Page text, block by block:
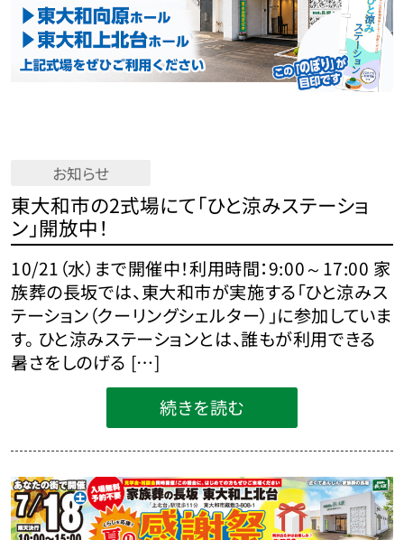
お知らせ
東大和市の2式場にて「ひと涼みステーショ
ン」開放中！
10/21（水）まで開催中！利用時間：9:00～17:00 家
族葬の長坂では、東大和市が実施する「ひと涼みス
テーション（クーリングシェルター）」に参加していま
す。 ひと涼みステーションとは、誰もが利用できる
暑さをしのげる […]
続きを読む